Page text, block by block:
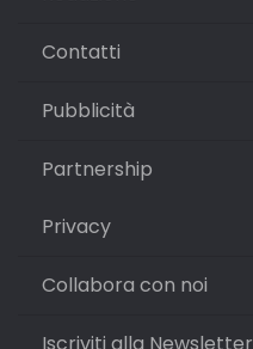
Contatti
Pubblicità
Partnership
Privacy
Collabora con noi